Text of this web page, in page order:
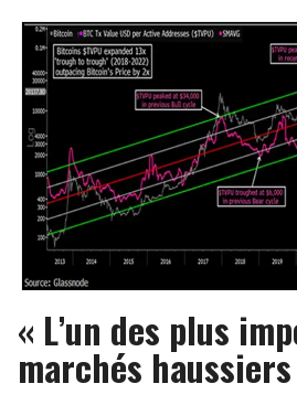
« L’un des plus
marchés